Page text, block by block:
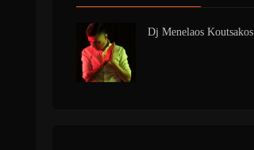
Dj Menelaos Koutsakos